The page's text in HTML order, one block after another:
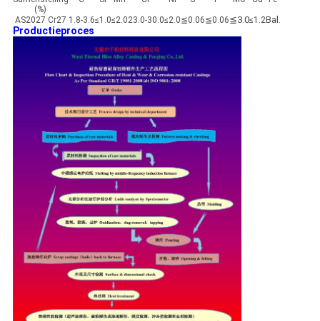
(%)
AS2027 Cr27 1.8-3.6≤1.0≤2.023.0-30.0≤2.0≦0.06≦0.06≦3.0≤1.2Bal.
Productieproces